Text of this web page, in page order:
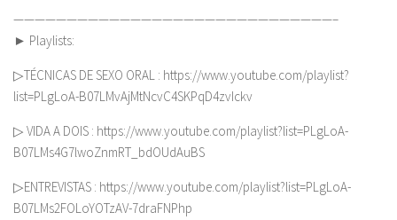
——————————————————————————————–
► Playlists:
▷TÉCNICAS DE SEXO ORAL : https://www.youtube.com/playlist?
list=PLgLoA-B07LMvAjMtNcvC4SKPqD4zvIckv
▷ VIDA A DOIS : https://www.youtube.com/playlist?list=PLgLoA-
B07LMs4G7lwoZnmRT_bdOUdAuBS
▷ENTREVISTAS : https://www.youtube.com/playlist?list=PLgLoA-
B07LMs2FOLoYOTzAV-7draFNPhp